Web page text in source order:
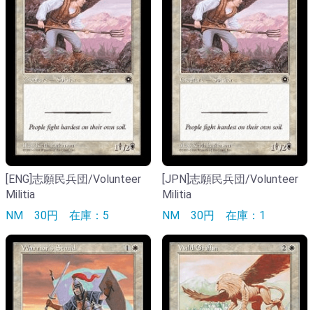
[ENG]志願民兵団/Volunteer
Militia
NM 30円 在庫：5
[JPN]志願民兵団/Volunteer
Militia
NM 30円 在庫：1